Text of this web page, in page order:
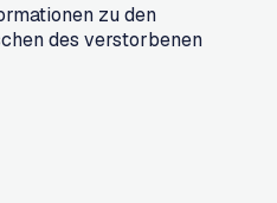
zu den
des verstorbenen